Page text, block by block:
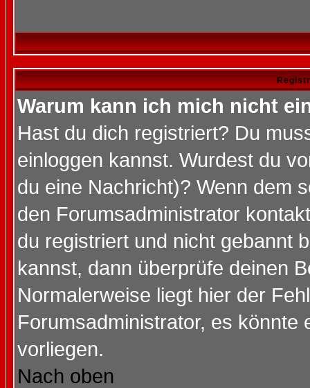
Warum kann ich mich nicht
Hast du dich registriert? Du
einloggen kannst. Wurdest du
du eine Nachricht)? Wenn dem
den Forumsadministrator
du registriert und nicht gebannt
kannst, dann überprüfe deinen
Normalerweise liegt hier der
Forumsadministrator, es könnte
vorliegen.
Nach oben